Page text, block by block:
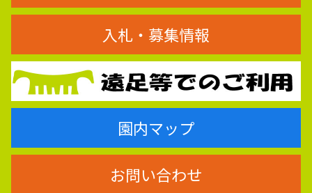
入札・募集情報
園内マップ
お問い合わせ